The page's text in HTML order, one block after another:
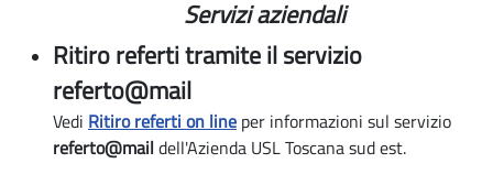
Servizi aziendali
Ritiro referti tramite il servizio
referto@mail
Vedi Ritiro referti on line per informazioni sul servizio
referto@maildell'Azienda USL Toscana sud est.